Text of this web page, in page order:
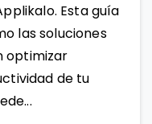
Esta guía
las soluciones
optimizar
de tu